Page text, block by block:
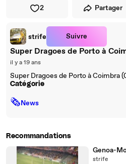
2 Partager
strife Suivre
Super Dragoes de Porto à
il y a 19 ans
Super Dragoes de Porto à Coimbra
Catégorie
🗞News
Recommandations
Genoa-
strife